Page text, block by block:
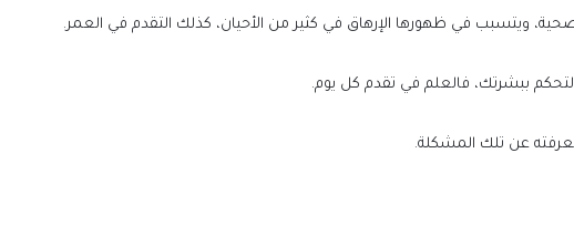
ويتسبب في ظهورها الإرهاق في كثير من الأحيان، كذلك التقدم في العمر.
ببشرتك، فالعلم في تقدم كل يوم.
عن تلك المشكلة.